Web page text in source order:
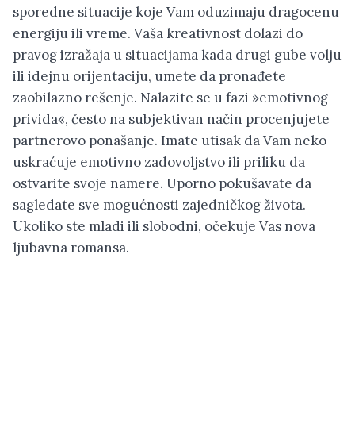
sporedne situacije koje Vam oduzimaju dragocenu
energiju ili vreme. Vaša kreativnost dolazi do
pravog izražaja u situacijama kada drugi gube volju
ili idejnu orijentaciju, umete da pronađete
zaobilazno rešenje. Nalazite se u fazi »emotivnog
privida«, često na subjektivan način procenjujete
partnerovo ponašanje. Imate utisak da Vam neko
uskraćuje emotivno zadovoljstvo ili priliku da
ostvarite svoje namere. Uporno pokušavate da
sagledate sve mogućnosti zajedničkog života.
Ukoliko ste mladi ili slobodni, očekuje Vas nova
ljubavna romansa.